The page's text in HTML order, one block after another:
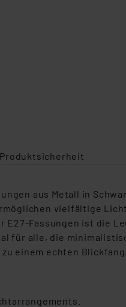
aus Metall in
vielfältige
Fassungen ist die
für alle, die
einem echten Blickfang.